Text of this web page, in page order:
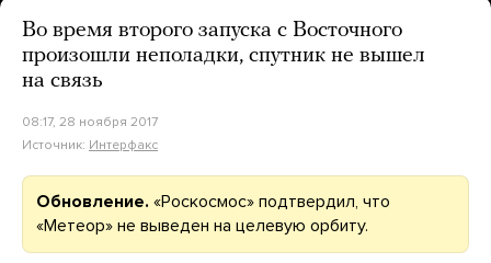
Во время второго запуска с Восточного
произошли неполадки, спутник не вышел
на связь
08:17, 28 ноября 2017
Источник: Интерфакс
Обновление. «Роскосмос» подтвердил, что
«Метеор» не выведен на целевую орбиту.